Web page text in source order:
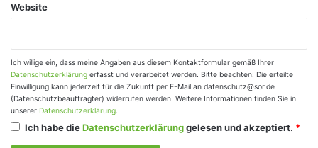
Website
Ich willige ein, dass meine Angaben aus diesem Kontaktformular gemäß Ihrer
Datenschutzerklärung erfasst und verarbeitet werden. Bitte beachten: Die erteilte
Einwilligung kann jederzeit für die Zukunft per E-Mail an datenschutz@sor.de
(Datenschutzbeauftragter) widerrufen werden. Weitere Informationen finden Sie in
unserer Datenschutzerklärung.
Ich habe dieDatenschutzerklärunggelesen und akzeptiert. *